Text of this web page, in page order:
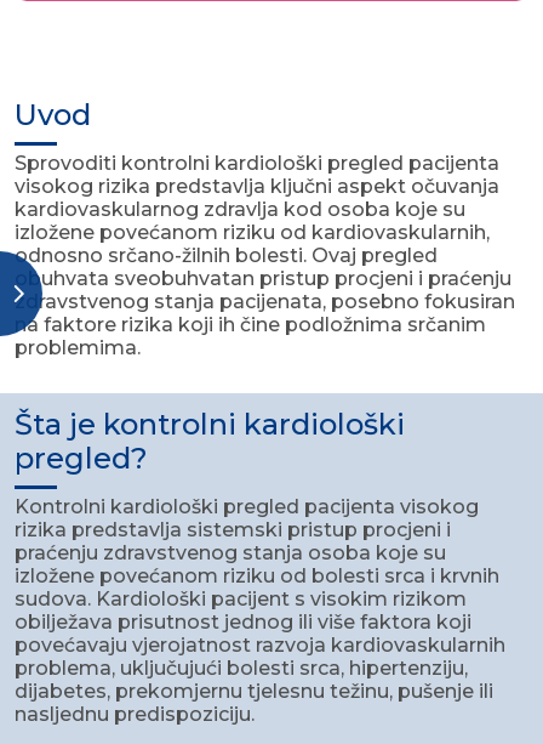
Uvod
Sprovoditi kontrolni kardiološki pregled pacijenta
visokog rizika predstavlja ključni aspekt očuvanja
kardiovaskularnog zdravlja kod osoba koje su
izložene povećanom riziku od kardiovaskularnih,
odnosno srčano-žilnih bolesti. Ovaj pregled
obuhvata sveobuhvatan pristup procjeni i praćenju
zdravstvenog stanja pacijenata, posebno fokusiran
na faktore rizika koji ih čine podložnima srčanim
problemima.
Šta je kontrolni kardiološki
pregled?
Kontrolni kardiološki pregled pacijenta visokog
rizika predstavlja sistemski pristup procjeni i
praćenju zdravstvenog stanja osoba koje su
izložene povećanom riziku od bolesti srca i krvnih
sudova. Kardiološki pacijent s visokim rizikom
obilježava prisutnost jednog ili više faktora koji
povećavaju vjerojatnost razvoja kardiovaskularnih
problema, uključujući bolesti srca, hipertenziju,
dijabetes, prekomjernu tjelesnu težinu, pušenje ili
nasljednu predispoziciju.